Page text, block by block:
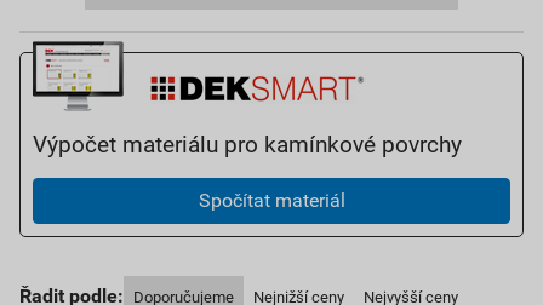
Výpočet materiálu pro kamínkové povrchy
Spočítat materiál
Řadit podle: Doporučujeme Nejnižší ceny Nejvyšší ceny